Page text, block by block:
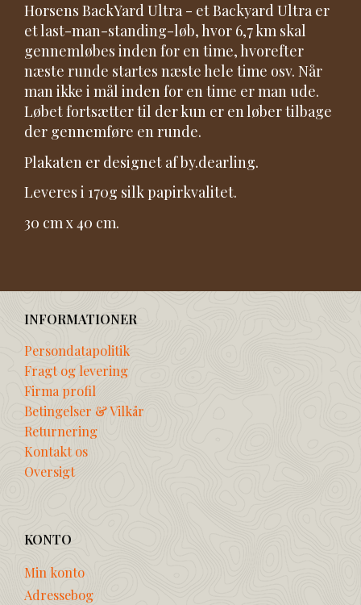
Horsens BackYard Ultra - et Backyard Ultra er
et last-man-standing-løb, hvor 6,7 km skal
gennemløbes inden for en time, hvorefter
næste runde startes næste hele time osv. Når
man ikke i mål inden for en time er man ude.
Løbet fortsætter til der kun er en løber tilbage
der gennemføre en runde.
Plakaten er designet af by.dearling.
Leveres i 170g silk papirkvalitet.
30 cm x 40 cm.
INFORMATIONER
Persondatapolitik
Fragt og levering
Firma profil
Betingelser & Vilkår
Returnering
Kontakt os
Oversigt
KONTO
Min konto
Adressebog